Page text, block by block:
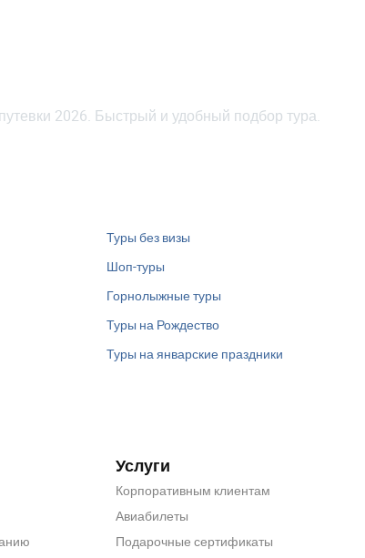
2026. Быстрый и удобный подбор тура.
Туры без визы
Шоп-туры
Горнолыжные туры
Туры на Рождество
Туры на январские праздники
Услуги
Корпоративным клиентам
Авиабилеты
Подарочные сертификаты